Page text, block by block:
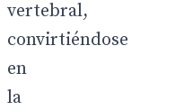
vertebral,
convirtiéndose
en
la